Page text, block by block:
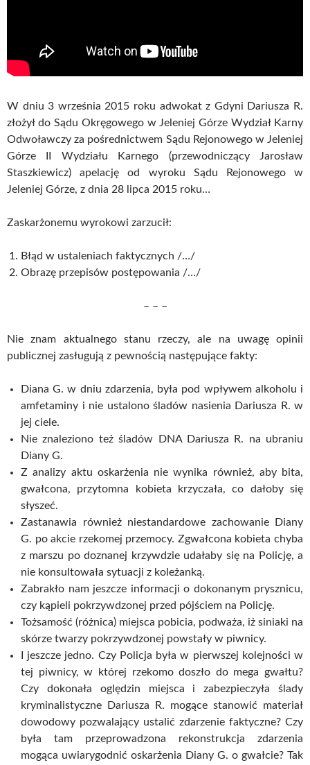
W dniu 3 września 2015 roku adwokat z Gdyni Dariusza R.
złożył do Sądu Okręgowego w Jeleniej Górze Wydział Karny
Odwoławczy za pośrednictwem Sądu Rejonowego w Jeleniej
Górze II Wydziału Karnego (przewodniczący Jarosław
Staszkiewicz) apelację od wyroku Sądu Rejonowego w
Jeleniej Górze, z dnia 28 lipca 2015 roku…
Zaskarżonemu wyrokowi zarzucił:
Błąd w ustaleniach faktycznych /…/
Obrazę przepisów postępowania /…/
– – –
Nie znam aktualnego stanu rzeczy, ale na uwagę opinii
publicznej zasługują z pewnością następujące fakty:
Diana G. w dniu zdarzenia, była pod wpływem alkoholu i
amfetaminy i nie ustalono śladów nasienia Dariusza R. w
jej ciele.
Nie znaleziono też śladów DNA Dariusza R. na ubraniu
Diany G.
Z analizy aktu oskarżenia nie wynika również, aby bita,
gwałcona, przytomna kobieta krzyczała, co dałoby się
słyszeć.
Zastanawia również niestandardowe zachowanie Diany
G. po akcie rzekomej przemocy. Zgwałcona kobieta chyba
z marszu po doznanej krzywdzie udałaby się na Policję, a
nie konsultowała sytuacji z koleżanką.
Zabrakło nam jeszcze informacji o dokonanym prysznicu,
czy kąpieli pokrzywdzonej przed pójściem na Policję.
Tożsamość (różnica) miejsca pobicia, podważa, iż siniaki na
skórze twarzy pokrzywdzonej powstały w piwnicy.
I jeszcze jedno. Czy Policja była w pierwszej kolejności w
tej piwnicy, w której rzekomo doszło do mega gwałtu?
Czy dokonała oględzin miejsca i zabezpieczyła ślady
kryminalistyczne Dariusza R. mogące stanowić materiał
dowodowy pozwalający ustalić zdarzenie faktyczne? Czy
była tam przeprowadzona rekonstrukcja zdarzenia
mogąca uwiarygodnić oskarżenia Diany G. o gwałcie? Tak